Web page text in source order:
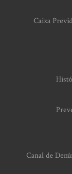
Caixa
Canal de